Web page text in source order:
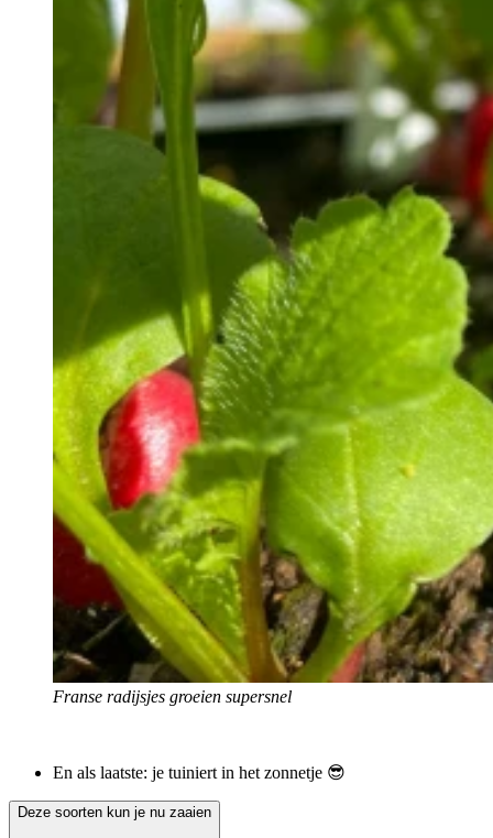
Franse radijsjes groeien supersnel
En als laatste: je tuiniert in het zonnetje 😎
Deze soorten kun je nu zaaien